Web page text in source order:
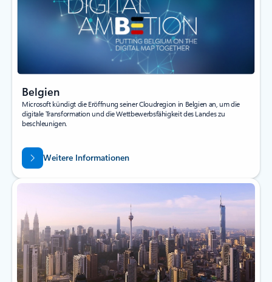
Belgien
Microsoft kündigt die Eröffnung seiner Cloudregion in Belgien an, um die
digitale Transformation und die Wettbewerbsfähigkeit des Landes zu
beschleunigen.
Weitere Informationen